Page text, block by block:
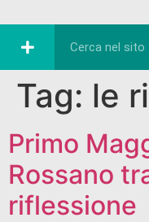
Tag: le
Primo
Rossano
riflessione